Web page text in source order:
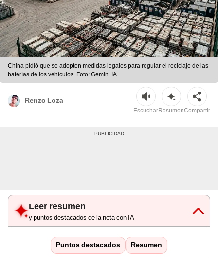
China pidió que se adopten medidas legales para regular el reciclaje de las
baterías de los vehículos. Foto: Gemini IA
Renzo Loza
EscucharResumenCompartir
Leer resumen
y puntos destacados de la nota con IA
Puntos destacados Resumen